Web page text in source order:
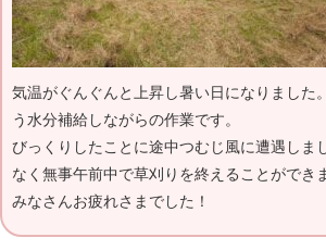
気温がぐんぐんと上昇し暑い日になりました
う水分補給しながらの作業です。
びっくりしたことに途中つむじ風に遭遇しま
なく無事午前中で草刈りを終えることができ
みなさんお疲れさまでした！